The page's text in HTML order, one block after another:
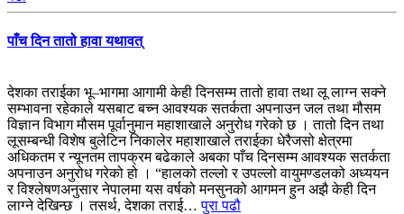
पाँच दिन तातो हावा यथावत्
देशका तराईका भू–भागमा आगामी केही दिनसम्म तातो हावा तथा लू लाग्न सक्ने
सम्भावना रहेकाले यसबाट बच्न आवश्यक सतर्कता अपनाउन जल तथा मौसम
विज्ञान विभाग मौसम पूर्वानुमान महाशाखाले अनुरोध गरेको छ । तातो दिन तथा
लूसम्बन्धी विशेष बुलेटिन निकालेर महाशाखाले तराईका धेरैजसो क्षेत्रमा
अधिकतम र न्यूनतम तापक्रम बढेकाले अबका पाँच दिनसम्म आवश्यक सतर्कता
अपनाउन अनुरोध गरेको हो । “हालको तल्लो र उपल्लो वायुमण्डलको अध्ययन
र विश्लेषणअनुसार नेपालमा यस वर्षको मनसुनको आगमन हुन अझै केही दिन
लाग्ने देखिन्छ । तसर्थ, देशका तराई…पुरा पढौ